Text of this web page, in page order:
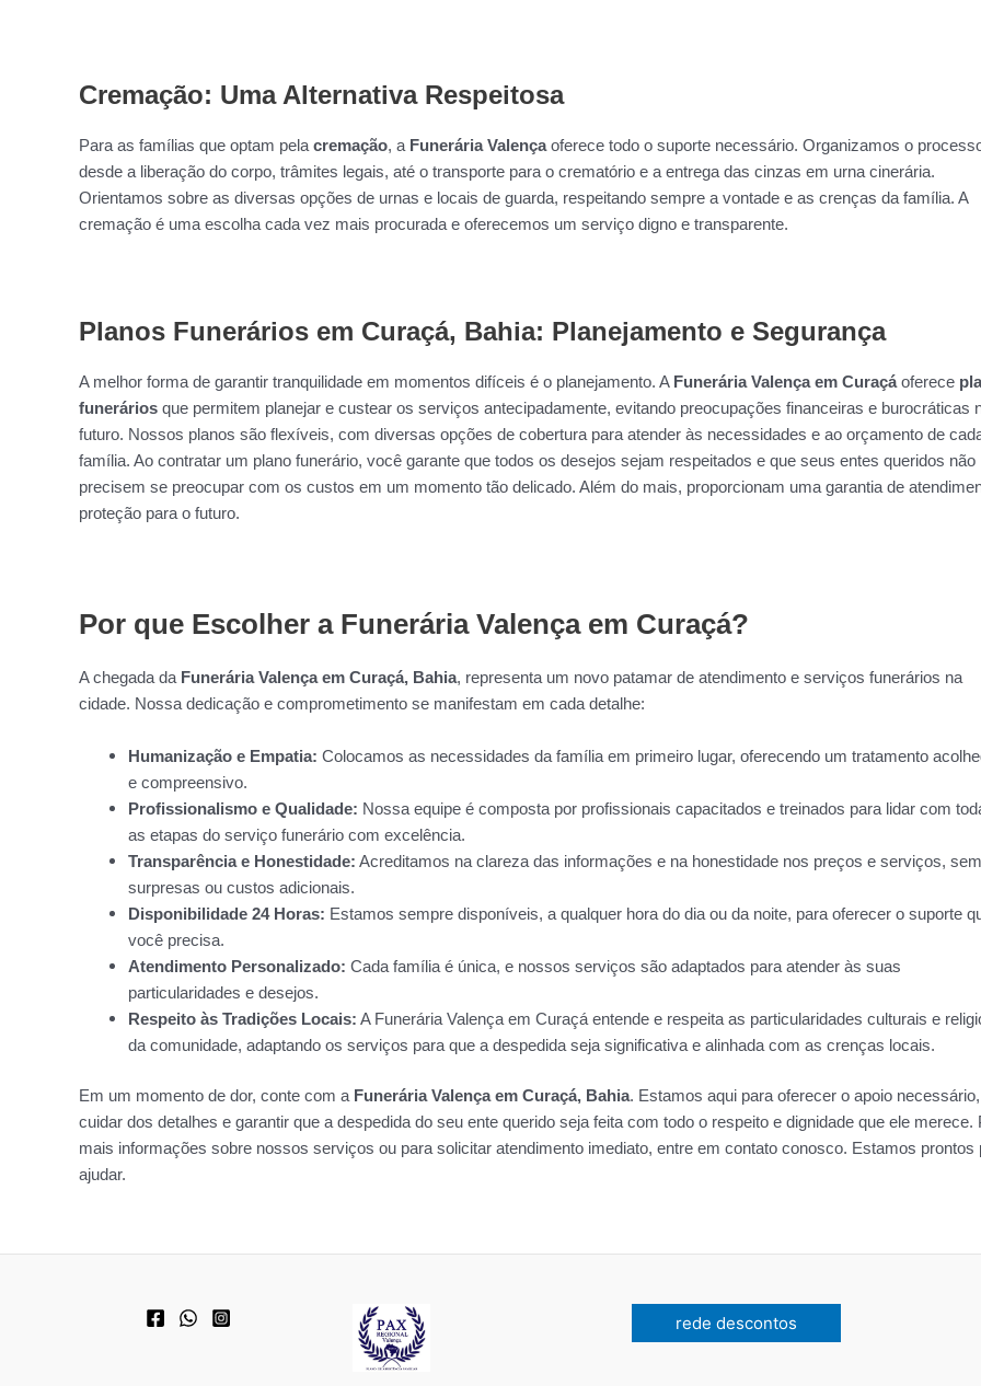
Cremação: Uma Alternativa Respeitosa
Para as famílias que optam pela cremação, a Funerária Valençaoferece todo o suporte necessário. Organizamos o
desde a liberação do corpo, trâmites legais, até o transporte para o crematório e a entrega das cinzas em urna cinerária.
Orientamos sobre as diversas opções de urnas e locais de guarda, respeitando sempre a vontade e as crenças da família. A
cremação é uma escolha cada vez mais procurada e oferecemos um serviço digno e transparente.
Planos Funerários em Curaçá, Bahia: Planejamento e Segurança
A melhor forma de garantir tranquilidade em momentos difíceis é o planejamento. A Funerária Valença em Curaçá oferece
funerários que permitem planejar e custear os serviços antecipadamente, evitando preocupações financeiras e burocráticas
futuro. Nossos planos são flexíveis, com diversas opções de cobertura para atender às necessidades e ao orçamento de
família. Ao contratar um plano funerário, você garante que todos os desejos sejam respeitados e que seus entes queridos não
precisem se preocupar com os custos em um momento tão delicado. Além do mais, proporcionam uma garantia de
proteção para o futuro.
Por que Escolher a Funerária Valença em Curaçá?
A chegada da Funerária Valença em Curaçá, Bahia, representa um novo patamar de atendimento e serviços funerários na
cidade. Nossa dedicação e comprometimento se manifestam em cada detalhe:
Humanização e Empatia: Colocamos as necessidades da família em primeiro lugar, oferecendo um tratamento
e compreensivo.
Profissionalismo e Qualidade: Nossa equipe é composta por profissionais capacitados e treinados para lidar com
as etapas do serviço funerário com excelência.
Transparência e Honestidade: Acreditamos na clareza das informações e na honestidade nos preços e serviços, sem
surpresas ou custos adicionais.
Disponibilidade 24 Horas: Estamos sempre disponíveis, a qualquer hora do dia ou da noite, para oferecer o suporte
você precisa.
Atendimento Personalizado: Cada família é única, e nossos serviços são adaptados para atender às suas
particularidades e desejos.
Respeito às Tradições Locais: A Funerária Valença em Curaçá entende e respeita as particularidades culturais e
da comunidade, adaptando os serviços para que a despedida seja significativa e alinhada com as crenças locais.
Em um momento de dor, conte com a Funerária Valença em Curaçá, Bahia. Estamos aqui para oferecer o apoio necessário,
cuidar dos detalhes e garantir que a despedida do seu ente querido seja feita com todo o respeito e dignidade que ele merece.
mais informações sobre nossos serviços ou para solicitar atendimento imediato, entre em contato conosco. Estamos prontos
ajudar.
rede descontos